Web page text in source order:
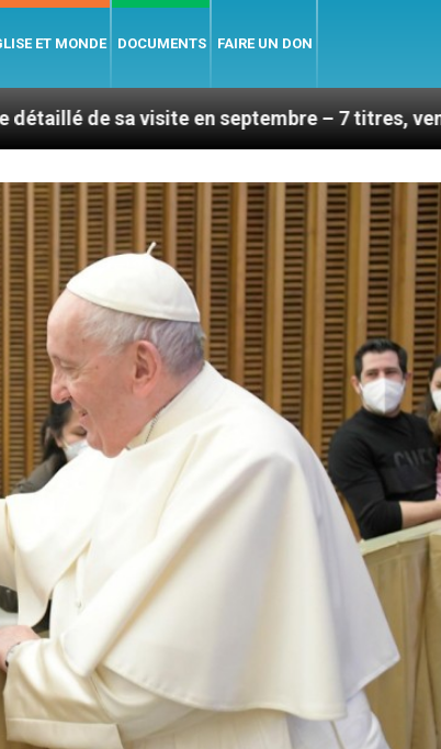
ET MONDE DOCUMENTS FAIRE UN DON
en septembre – 7 titres, vendredi 7 août 2026